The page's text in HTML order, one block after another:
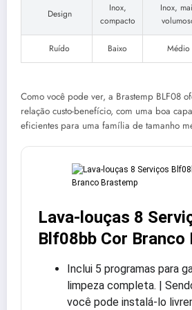
Design
Inox,
compacto
Inox,
Ruído Baixo Médio
Como você pode ver, a Brastemp BLF08
relação custo-benefício, com uma boa
eficientes para uma família de tamanho
Lava-louças 8
Blf08bb Cor Branco
Inclui 5 programas para
limpeza completa. |
você pode instalá-lo